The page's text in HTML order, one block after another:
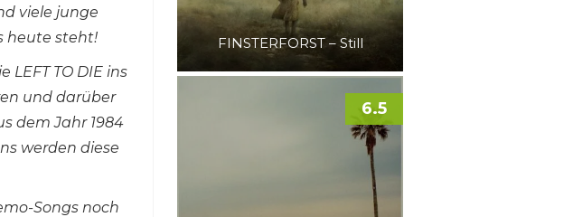
viele junge
heute steht!
LEFT TO DIE ins
und darüber
dem Jahr 1984
werden diese
Songs noch
FINSTERFORST – Still
6.5